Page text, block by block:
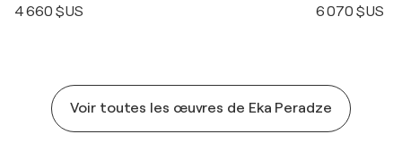
4 660 $US 6 070 $US
Voir toutes les œuvres de Eka Peradze